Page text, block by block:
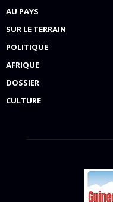
AU PAYS
SUR LE TERRAIN
POLITIQUE
AFRIQUE
DOSSIER
CULTURE